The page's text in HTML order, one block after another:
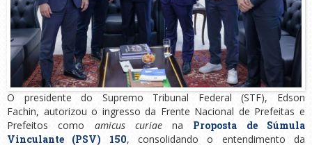
O presidente do Supremo Tribunal Federal (STF), Edson
Fachin, autorizou o ingresso da Frente Nacional de Prefeitas e
Prefeitos como amicus curiaena Proposta de Súmula
Vinculante (PSV) 150, consolidando o entendimento da